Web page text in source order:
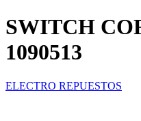
SWITCH
1090513
ELECTRO REPUESTOS